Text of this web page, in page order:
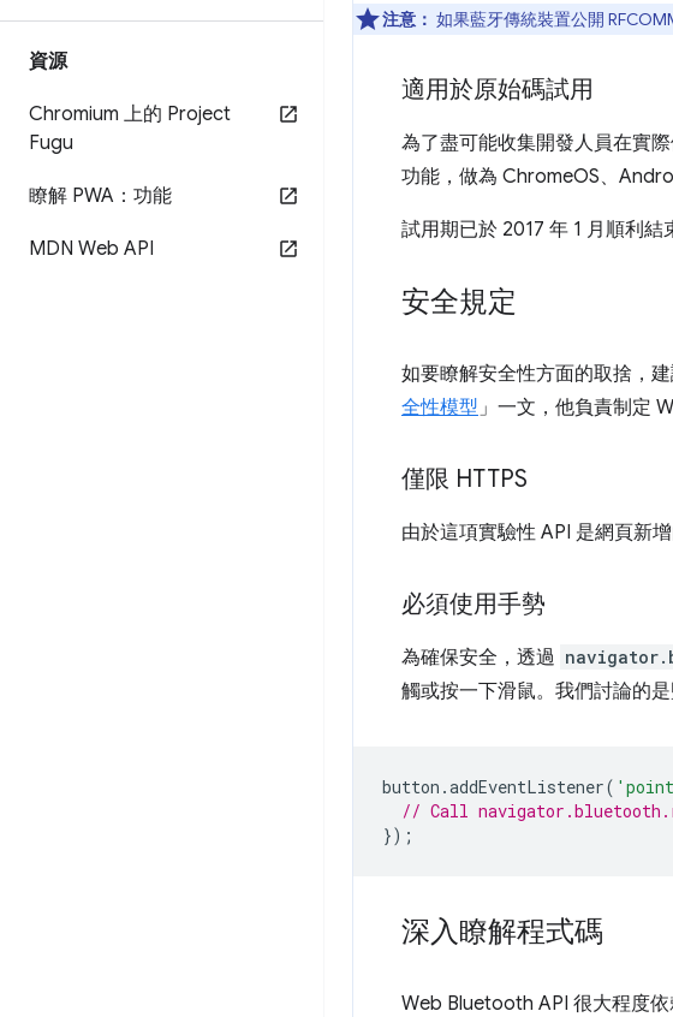
資源
Chromium 上的 Project
Fugu
瞭解 PWA：功能
MDN Web API
注意： 如果藍牙傳統裝置公開
適用於原始碼試用
為了盡可能收集開發人員在實
功能，做為 ChromeOS、
試用期已於 2017 年 1 月順利結
安全規定
如要瞭解安全性方面的取捨，
全性模型」一文，他負責制定
僅限 HTTPS
由於這項實驗性 API 是網頁新
必須使用手勢
為確保安全，透過
觸或按一下滑鼠。我們討論的
button .addEventListener(
// Call
});
深入瞭解程式碼
Web Bluetooth API 很大程度